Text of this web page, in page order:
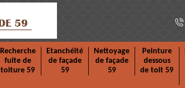
Recherche
fuite de
toiture 59
Etanchéité
de façade
59
Nettoyage
de façade
59
Peinture
dessous
de toit 59